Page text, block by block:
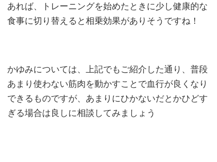
あれば、トレーニングを始めたときに少し健康的な
食事に切り替えると相乗効果がありそうですね！
かゆみについては、上記でもご紹介した通り、普段
あまり使わない筋肉を動かすことで血行が良くなり
できるものですが、あまりにひかないだとかひどす
ぎる場合は良しに相談してみましょう